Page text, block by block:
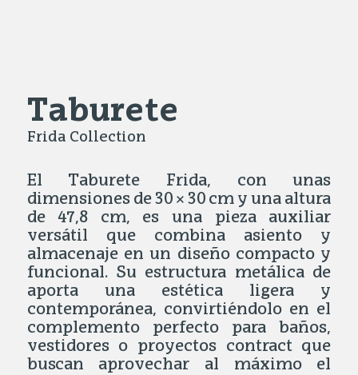
Taburete
Frida Collection
El Taburete Frida, con unas
dimensiones de 30 × 30 cm y una altura
de 47,8 cm, es una pieza auxiliar
versátil que combina asiento y
almacenaje en un diseño compacto y
funcional. Su estructura metálica de
aporta una estética ligera y
contemporánea, convirtiéndolo en el
complemento perfecto para baños,
vestidores o proyectos contract que
buscan aprovechar al máximo el